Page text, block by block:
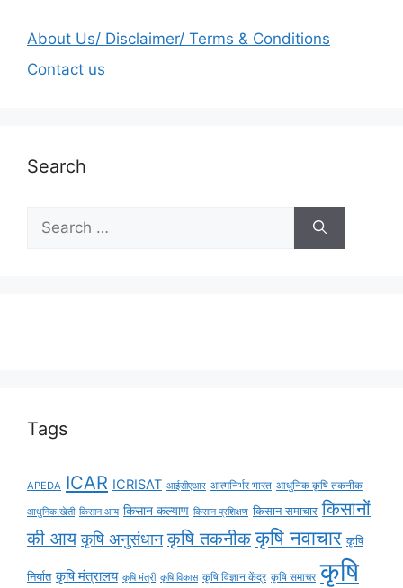
About Us/ Disclaimer/ Terms & Conditions
Contact us
Search
Tags
APEDA ICAR ICRISAT आईसीएआर आत्मनिर्भर भारत आधुनिक कृषि तकनीक
आधुनिक खेती किसान आय किसान कल्याण किसान प्रशिक्षण किसान समाचार किसानों
की आय कृषि अनुसंधान कृषि तकनीक कृषि नवाचार कृषि
निर्यात कृषि मंत्रालय कृषि मंत्री कृषि विकास कृषि विज्ञान केंद्र कृषि समाचर कृषि